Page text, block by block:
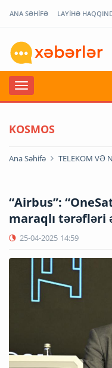
ANA SƏHİFƏ LAYİHƏ
KOSMOS
Ana Səhifə TELEKOM VƏ
“Airbus”:
maraqlı tərəfləri
25-04-2025 14:59